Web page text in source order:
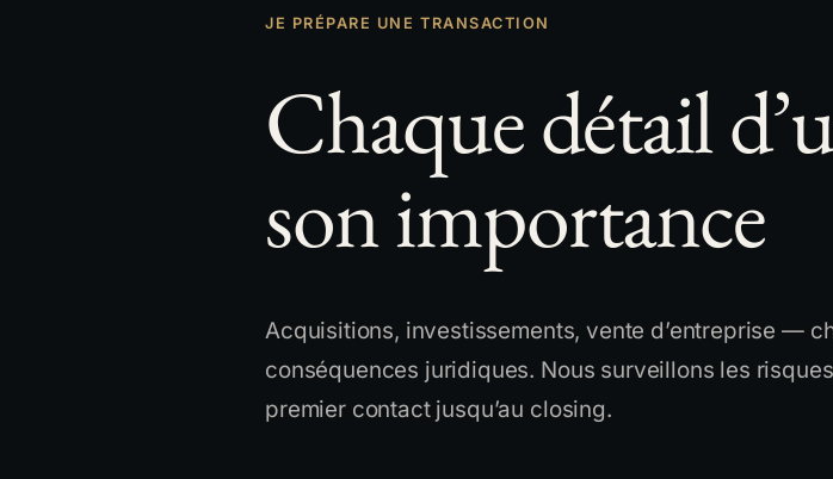
JE PRÉPARE UNE TRANSACTION
Chaque détail
son importance
Acquisitions, investissements, vente d’entreprise —
conséquences juridiques. Nous surveillons les
premier contact jusqu’au closing.